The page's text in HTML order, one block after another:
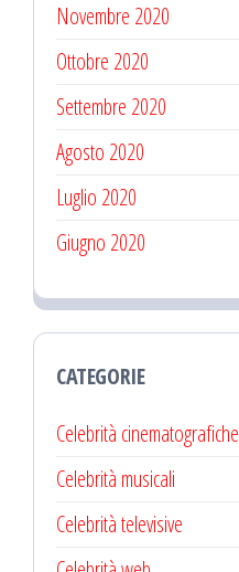
Novembre 2020
Ottobre 2020
Settembre 2020
Agosto 2020
Luglio 2020
Giugno 2020
CATEGORIE
Celebrità cinematografiche
Celebrità musicali
Celebrità televisive